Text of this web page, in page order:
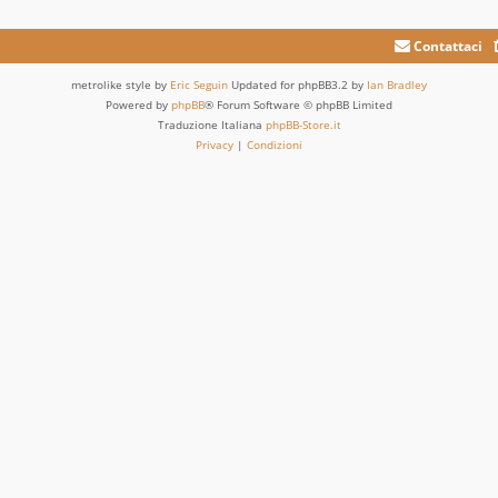
Contattaci
metrolike style by Eric Seguin Updated for phpBB3.2 by Ian Bradley
Powered by phpBB® Forum Software © phpBB Limited
Traduzione Italiana phpBB-Store.it
Privacy | Condizioni